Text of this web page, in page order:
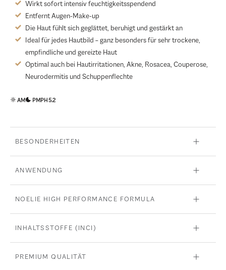
Wirkt sofort intensiv feuchtigkeitsspendend
Entfernt Augen-Make-up
Die Haut fühlt sich geglättet, beruhigt und gestärkt an
Ideal für jedes Hautbild – ganz besonders für sehr trockene,
empfindliche und gereizte Haut
Optimal auch bei Hautirritationen, Akne, Rosacea, Couperose,
Neurodermitis und Schuppenflechte
AM PMPH 5.2
BESONDERHEITEN
ANWENDUNG
NOELIE HIGH PERFORMANCE FORMULA
INHALTSSTOFFE (INCI)
PREMIUM QUALITÄT